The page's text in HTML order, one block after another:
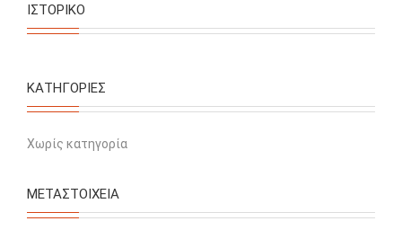
ΙΣΤΟΡΙΚΌ
KΑΤΗΓΟΡΊΕΣ
Χωρίς κατηγορία
ΜΕΤΑΣΤΟΙΧΕΊΑ